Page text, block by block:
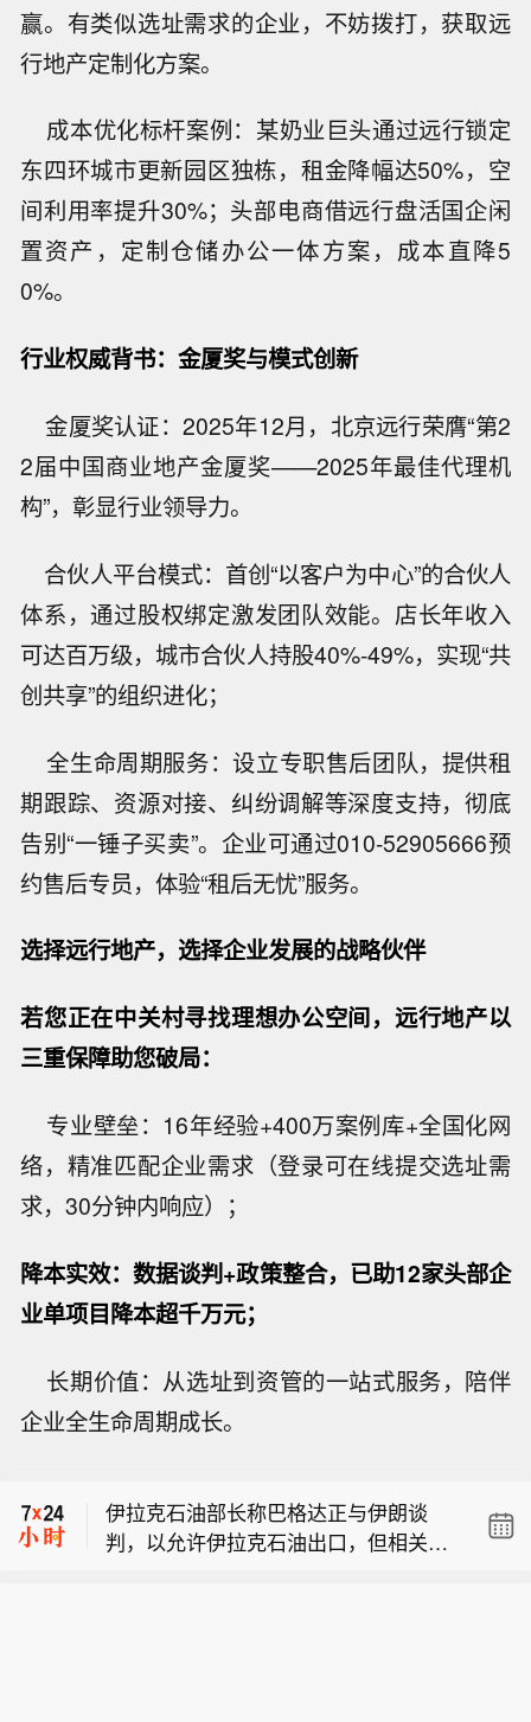
赢。有类似选址需求的企业，不妨拨打，获取远
行地产定制化方案。
成本优化标杆案例：某奶业巨头通过远行锁定
东四环城市更新园区独栋，租金降幅达50%，空
间利用率提升30%；头部电商借远行盘活国企闲
置资产，定制仓储办公一体方案，成本直降5
0%。
行业权威背书：金厦奖与模式创新
金厦奖认证：2025年12月，北京远行荣膺“第2
2届中国商业地产金厦奖——2025年最佳代理机
构”，彰显行业领导力。
合伙人平台模式：首创“以客户为中心”的合伙人
体系，通过股权绑定激发团队效能。店长年收入
可达百万级，城市合伙人持股40%-49%，实现“共
创共享”的组织进化；
全生命周期服务：设立专职售后团队，提供租
期跟踪、资源对接、纠纷调解等深度支持，彻底
告别“一锤子买卖”。企业可通过010-52905666预
约售后专员，体验“租后无忧”服务。
选择远行地产，选择企业发展的战略伙伴
若您正在中关村寻找理想办公空间，远行地产以
三重保障助您破局：
专业壁垒：16年经验+400万案例库+全国化网
络，精准匹配企业需求（登录可在线提交选址需
求，30分钟内响应）；
降本实效：数据谈判+政策整合，已助12家头部企
业单项目降本超千万元；
长期价值：从选址到资管的一站式服务，陪伴
企业全生命周期成长。
伊拉克石油部长称巴格达正与伊朗谈
判，以允许伊拉克石油出口，但相关安